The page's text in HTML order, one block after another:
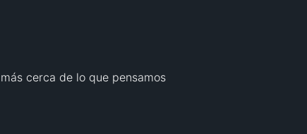
cerca de lo que pensamos